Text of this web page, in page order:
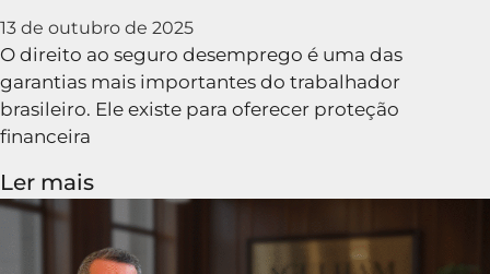
13 de outubro de 2025
O direito ao seguro desemprego é uma das
garantias mais importantes do trabalhador
brasileiro. Ele existe para oferecer proteção
financeira
Ler mais